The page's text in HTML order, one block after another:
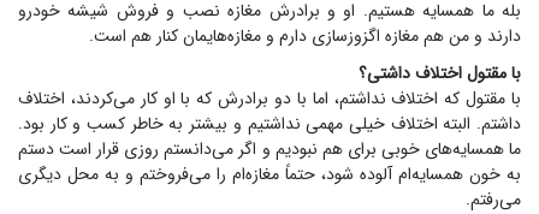
بله ما همسایه هستیم. او و برادرش مغازه نصب و فروش شیشه خودرو
دارند و من هم مغازه اگزوزسازی دارم و مغازه‌هایمان کنار هم است.
با مقتول اختلاف داشتی؟
با مقتول که اختلاف نداشتم، اما با دو برادرش که با او کار می‌کردند، اختلاف
داشتم. البته اختلاف خیلی مهمی نداشتیم و بیشتر به خاطر کسب و کار بود.
ما همسایه‌های خوبی برای هم نبودیم و اگر می‌دانستم روزی قرار است دستم
به خون همسایه‌ام آلوده شود، حتماً مغازه‌ام را می‌فروختم و به محل دیگری
می‌رفتم.